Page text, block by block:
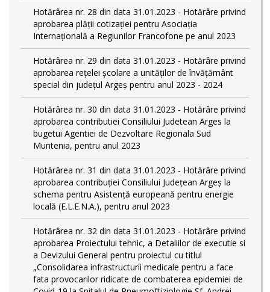
Hotărârea nr. 28 din data 31.01.2023 - Hotărâre privind
aprobarea plăţii cotizaţiei pentru Asociaţia
Internaţională a Regiunilor Francofone pe anul 2023
Hotărârea nr. 29 din data 31.01.2023 - Hotărâre privind
aprobarea reţelei şcolare a unităţilor de învăţământ
special din judeţul Argeş pentru anul 2023 - 2024
Hotărârea nr. 30 din data 31.01.2023 - Hotărâre privind
aprobarea contributiei Consiliului Judetean Arges la
bugetui Agentiei de Dezvoltare Regionala Sud
Muntenia, pentru anul 2023
Hotărârea nr. 31 din data 31.01.2023 - Hotărâre privind
aprobarea contribuției Consiliului Județean Argeș la
schema pentru Asistență europeană pentru energie
locală (E.L.E.N.A.), pentru anul 2023
Hotărârea nr. 32 din data 31.01.2023 - Hotărâre privind
aprobarea Proiectului tehnic, a Detaliilor de executie si
a Devizului General pentru proiectul cu titlul
„Consolidarea infrastructurii medicale pentru a face
fata provocarilor ridicate de combaterea epidemiei de